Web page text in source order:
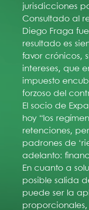
jurisdicciones
Consultado al
Diego Fraga
resultado es
favor crónicos,
intereses, que
impuesto
forzoso del
El socio de
hoy “los
retenciones,
padrones de
adelanto:
En cuanto a
posible salida
puede ser la